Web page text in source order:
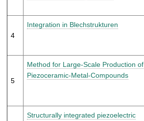
4
Integration in Blechstrukturen
5
Method for Large‐Scale Production of
Piezoceramic‐Metal‐Compounds
Structurally integrated piezoelectric